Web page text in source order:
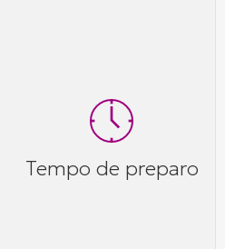
Tempo de preparo